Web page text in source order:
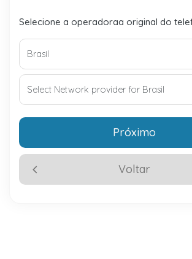
Selecione a operadoraa original do
Voltar
Próximo